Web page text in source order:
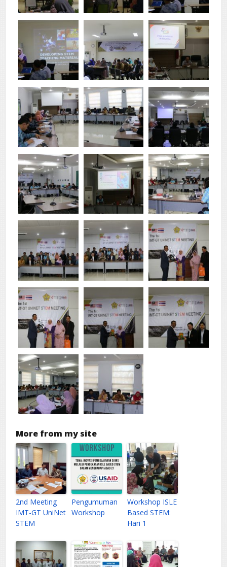
More from my site
2nd Meeting
IMT-GT UniNet
STEM
Pengumuman
Workshop
Workshop ISLE
Based STEM:
Hari 1